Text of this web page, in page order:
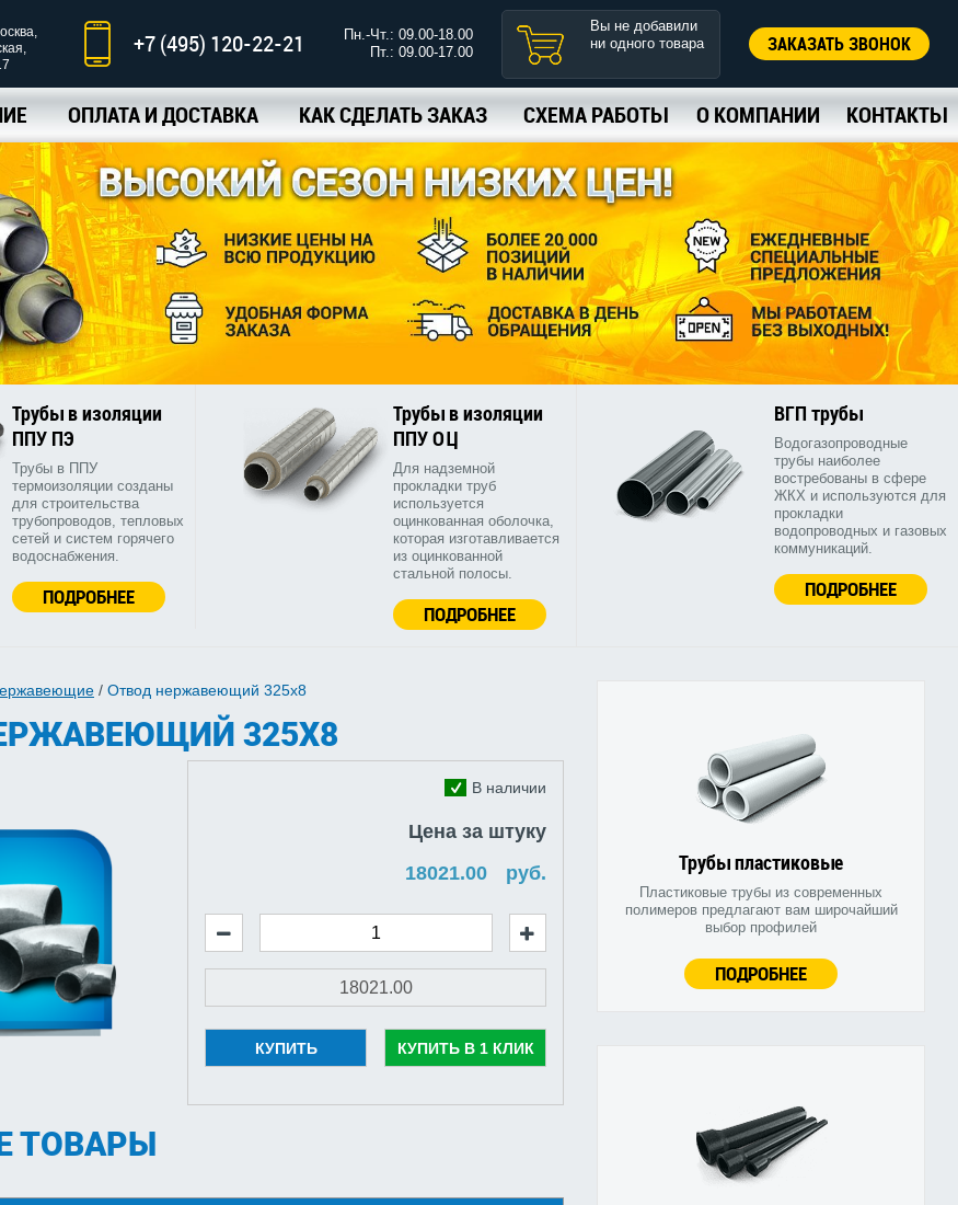
+7 (495) 120-22-21
Пн.-Чт.: 09.00-18.00
Пт.: 09.00-17.00
Вы не добавили
ни одного товара
ЗАКАЗАТЬ ЗВОНОК
ОПЛАТА И ДОСТАВКА КАК СДЕЛАТЬ ЗАКАЗ СХЕМА РАБОТЫ О КОМПАНИИ КОНТАКТЫ
Трубы в изоляции
ППУ ПЭ
Трубы в ППУ
термоизоляции созданы
для строительства
трубопроводов, тепловых
сетей и систем горячего
водоснабжения.
ПОДРОБНЕЕ
Трубы в изоляции
ППУ ОЦ
Для надземной
прокладки труб
используется
оцинкованная оболочка,
которая изготавливается
из оцинкованной
стальной полосы.
ПОДРОБНЕЕ
ВГП трубы
Водогазопроводные
трубы наиболее
востребованы в сфере
ЖКХ и используются для
прокладки
водопроводных и газовых
коммуникаций.
ПОДРОБНЕЕ
Трубы пластиковые
Пластиковые трубы из современных
полимеров предлагают вам широчайший
выбор профилей
ПОДРОБНЕЕ
/ Отвод нержавеющий 325х8
325Х8
В наличии
Цена за штуку
руб.
КУПИТЬ КУПИТЬ В 1 КЛИК
ТОВАРЫ